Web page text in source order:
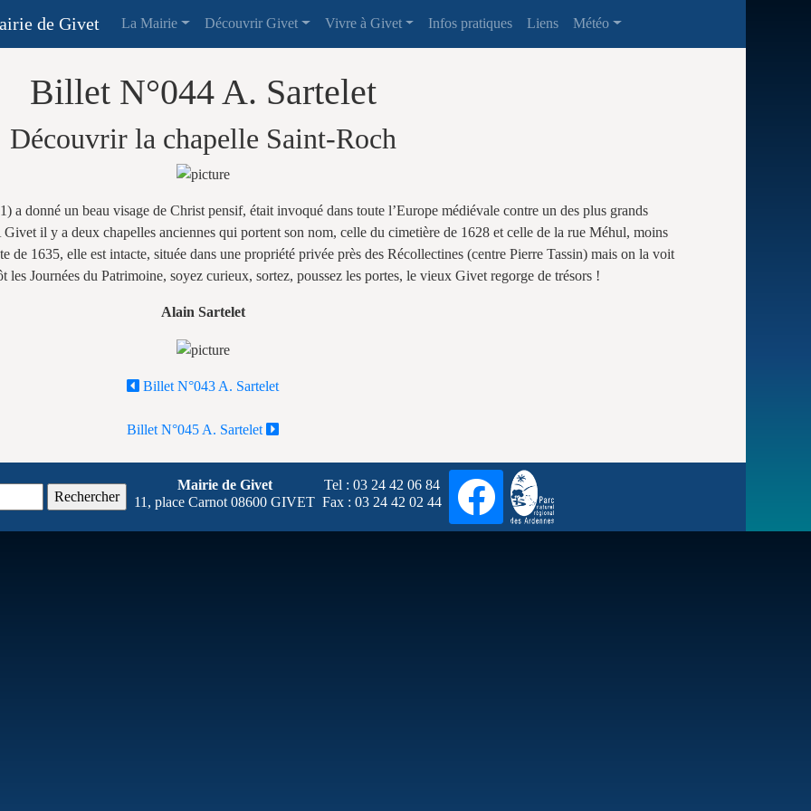
de Givet La Mairie Découvrir Givet Vivre à Givet Infos pratiques Liens Météo
Billet N°044 A. Sartelet
Découvrir la chapelle Saint-Roch
donné un beau visage de Christ pensif, était invoqué dans toute l’Europe médiévale contre un des plus grands
il y a deux chapelles anciennes qui portent son nom, celle du cimetière de 1628 et celle de la rue Méhul, moins
de 1635, elle est intacte, située dans une propriété privée près des Récollectines (centre Pierre Tassin) mais on la voit
les Journées du Patrimoine, soyez curieux, sortez, poussez les portes, le vieux Givet regorge de trésors !
Alain Sartelet
Billet N°043 A. Sartelet
Billet N°045 A. Sartelet
Mairie de Givet
11, place Carnot 08600 GIVET
Tel : 03 24 42 06 84
Fax : 03 2442 02 44